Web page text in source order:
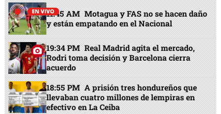
11:45 AM Motagua y FAS no se hacen daño
y están empatando en el Nacional
19:34 PM Real Madrid agita el mercado,
Rodri toma decisión y Barcelona cierra
acuerdo
18:55 PM A prisión tres hondureños que
llevaban cuatro millones de lempiras en
efectivo en La Ceiba